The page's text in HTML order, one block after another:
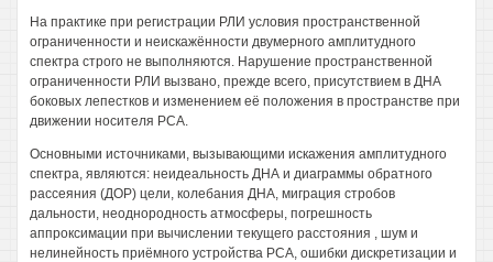
На практике при регистрации РЛИ условия пространственной
ограниченности и неискажённости двумерного амплитудного
спектра строго не выполняются. Нарушение пространственной
ограниченности РЛИ вызвано, прежде всего, присутствием в ДНА
боковых лепестков и изменением её положения в пространстве при
движении носителя РСА.
Основными источниками, вызывающими искажения амплитудного
спектра, являются: неидеальность ДНА и диаграммы обратного
рассеяния (ДОР) цели, колебания ДНА, миграция стробов
дальности, неоднородность атмосферы, погрешность
аппроксимации при вычислении текущего расстояния , шум и
нелинейность приёмного устройства РСА, ошибки дискретизации и